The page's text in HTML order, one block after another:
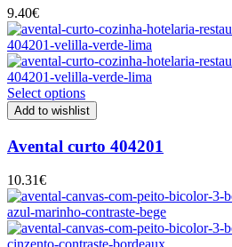
9.40€
Select options
Add to wishlist
Avental curto 404201
10.31€